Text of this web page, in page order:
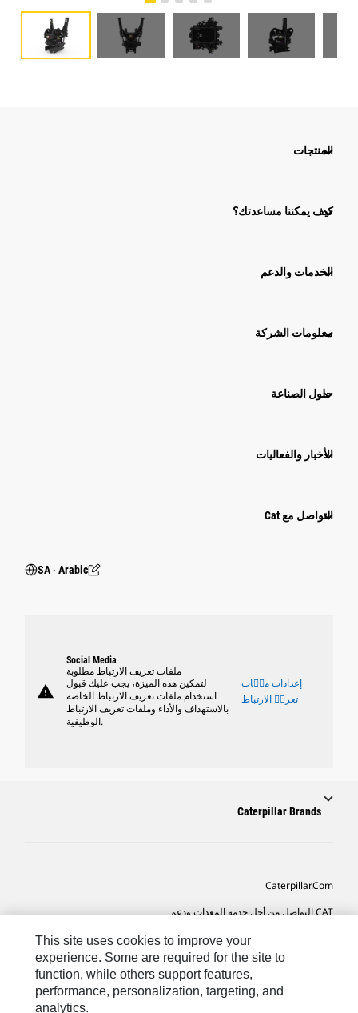
المنتجات
كيف يمكننا مساعدتك؟
الخدمات والدعم
معلومات الشركة
حلول الصناعة
الأخبار والفعاليات
التواصل مع Cat
SA ‧ Arabic
warning
Social Media
ملفات تعريف الارتباط مطلوبة
لتمكين هذه الميزة، يجب عليك قبول
استخدام ملفات تعريف الارتباط الخاصة
بالاستهداف والأداء وملفات تعريف الارتباط
الوظيفية.
إعدادات ملٝات
تعريٝ الارتباط
Caterpillar Brands
Caterpillar.com
CAT التواصل من أجل خدمة المعدات ودعم
تفضيلات التسويق الخاصة بي
خريطة الموقع
Cookie Settings
This site uses cookies to improve your
experience. Some are required for the site to
function, while others support features,
performance, personalization, targeting, and
analytics.